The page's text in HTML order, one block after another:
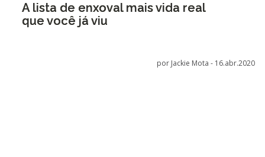
A lista de enxoval mais vida real
que você já viu
por Jackie Mota - 16.abr.2020